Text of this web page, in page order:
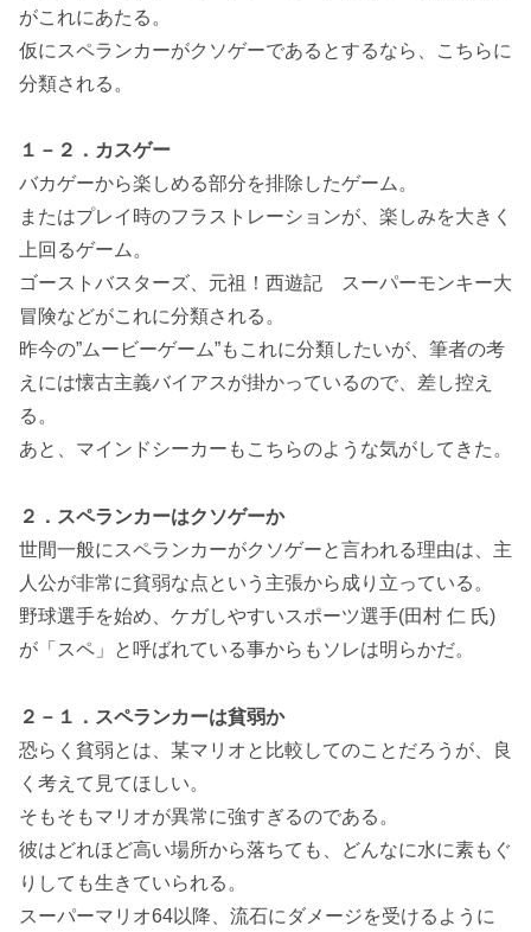
がこれにあたる。
仮にスペランカーがクソゲーであるとするなら、こちらに
分類される。
１－２．カスゲー
バカゲーから楽しめる部分を排除したゲーム。
またはプレイ時のフラストレーションが、楽しみを大きく
上回るゲーム。
ゴーストバスターズ、元祖！西遊記 スーパーモンキー大
冒険などがこれに分類される。
昨今の”ムービーゲーム”もこれに分類したいが、筆者の考
えには懐古主義バイアスが掛かっているので、差し控え
る。
あと、マインドシーカーもこちらのような気がしてきた。
２．スペランカーはクソゲーか
世間一般にスペランカーがクソゲーと言われる理由は、主
人公が非常に貧弱な点という主張から成り立っている。
野球選手を始め、ケガしやすいスポーツ選手(田村 仁 氏)
が「スペ」と呼ばれている事からもソレは明らかだ。
２－１．スペランカーは貧弱か
恐らく貧弱とは、某マリオと比較してのことだろうが、良
く考えて見てほしい。
そもそもマリオが異常に強すぎるのである。
彼はどれほど高い場所から落ちても、どんなに水に素もぐ
りしても生きていられる。
スーパーマリオ64以降、流石にダメージを受けるように